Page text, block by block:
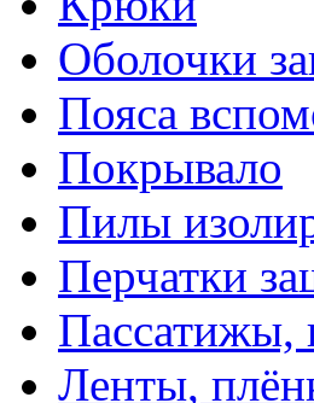
Оболочки
Пояса
Покрывало
Пилы
Перчатки
Пассатижы,
Ленты,